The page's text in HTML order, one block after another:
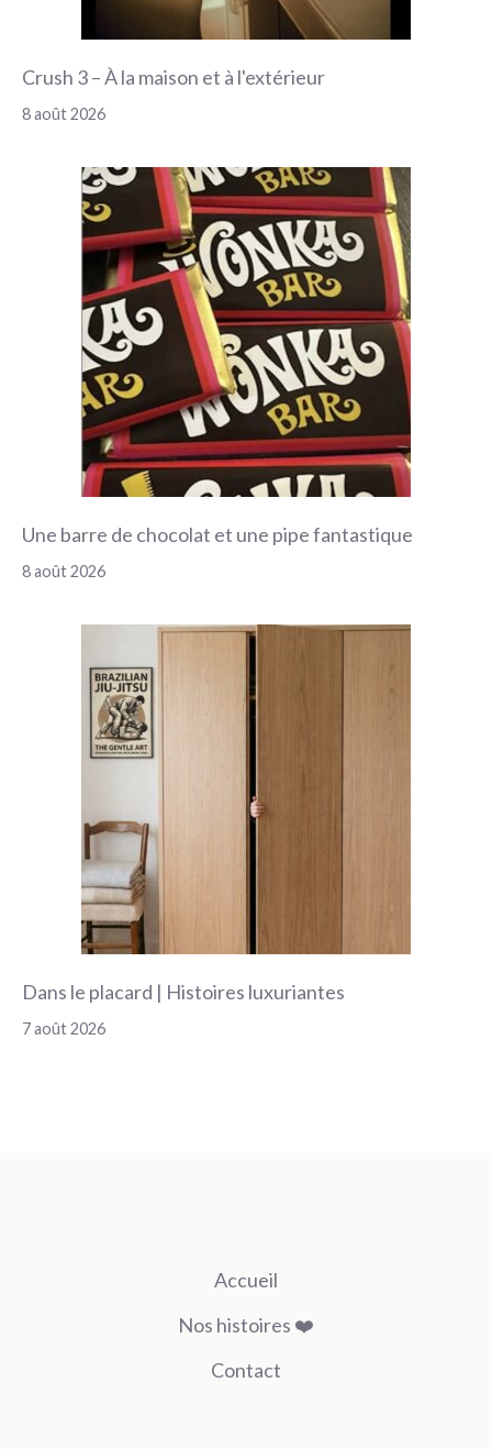
Crush 3 – À la maison et à l'extérieur
8 août 2026
Une barre de chocolat et une pipe fantastique
8 août 2026
Dans le placard | Histoires luxuriantes
7 août 2026
Accueil
Nos histoires ❤️
Contact